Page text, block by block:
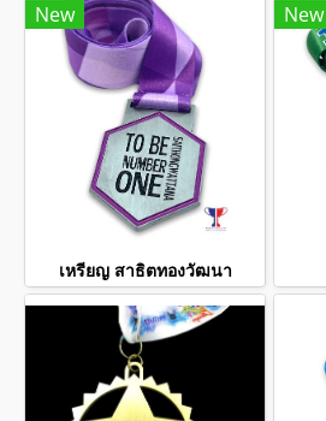
New
เหรียญ สาธิตทองวัฒนา
New